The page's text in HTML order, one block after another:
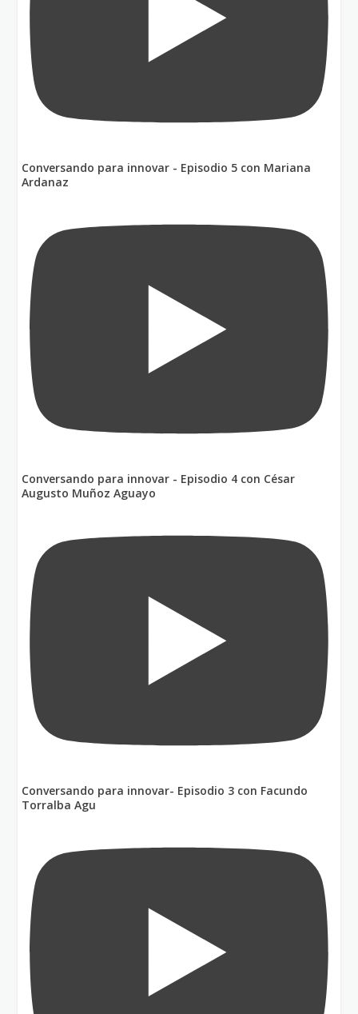
Conversando para innovar - Episodio 5 con Mariana
Ardanaz
Conversando para innovar - Episodio 4 con César
Augusto Muñoz Aguayo
Conversando para innovar- Episodio 3 con Facundo
Torralba Agu